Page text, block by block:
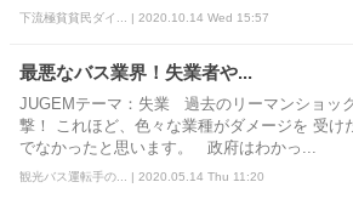
下流極貧貧民ダイ... | 2020.10.14 Wed 15:57
最悪なバス業界！失業者や...
JUGEMテーマ：失業 過去のリーマンショッ
撃！ これほど、色々な業種がダメージを 受け
でなかったと思います。 政府はわかっ...
観光バス運転手の... | 2020.05.14 Thu 11:20